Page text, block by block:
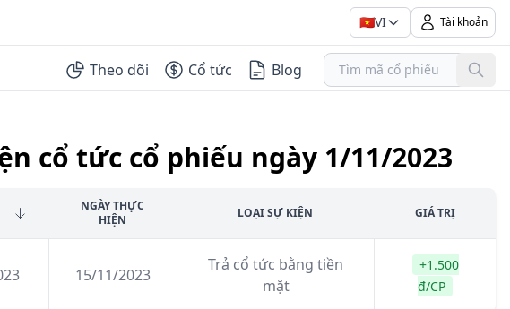
🇻🇳VI Tài khoản
Theo dõi Cổ tức Blog
cổ tức cổ phiếu ngày 1/11/2023
NGÀY THỰC
HIỆN
LOẠI SỰ KIỆN GIÁ TRỊ
15/11/2023
Trả cổ tức bằng tiền
mặt
+1.500
đ/CP